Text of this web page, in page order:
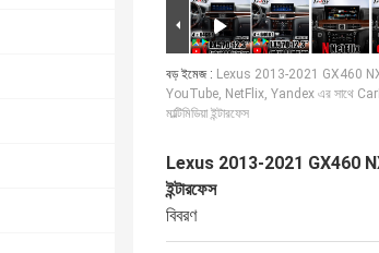
বড় ইমেজ : Lexus 2013-2021 GX460
YouTube, NetFlix, Yandex এর সাথে
মাল্টিমিডিয়া ইন্টারফেস
Lexus 2013-2021 GX460
ইন্টারফেস
বিবরণ